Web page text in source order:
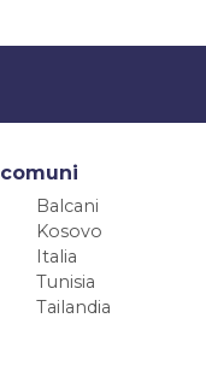
Balcani
Kosovo
Italia
Tunisia
Tailandia